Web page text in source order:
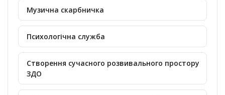
Музична скарбничка
Психологічна служба
Створення сучасного розвивального простору
ЗДО